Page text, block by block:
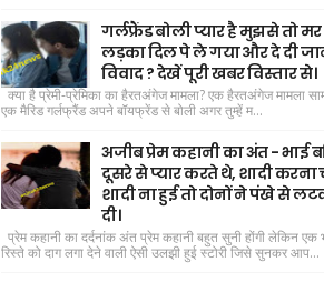
गर्लफ्रैंड बोली प्यार है मुझसे तो
लड़का दिल पे ले गया और दे दी
विवाद ? देखें पूरी खबर विस्तार से।
क्या है प्रेमी-प्रेमिका का हैरतअंगेज मामला? एक हैरतअंगेज मामला
एक मैरिड गर्लफ्रैंड अपने बॉयफ्रेंड से बोली अगर तुम्हें म...
अजीब प्रेम कहानी का अंत - भाई
दूसरे से प्यार करते थे, शादी करना
शादी ना हुई तो दोनों ने पंखे से
दी।
प्रेम कहानी का दर्दनांक अंत प्रेम कहानी बहुत सुनी होंगी लेकिन एक
रिस्ते को दाग लगा देने वाली ऐसी उलझी हुई स्टोरी जिसे सुनकर आप...